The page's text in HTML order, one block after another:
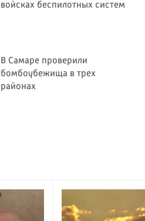
войсках беспилотных систем
В Самаре проверили
бомбоубежища в трех
районах